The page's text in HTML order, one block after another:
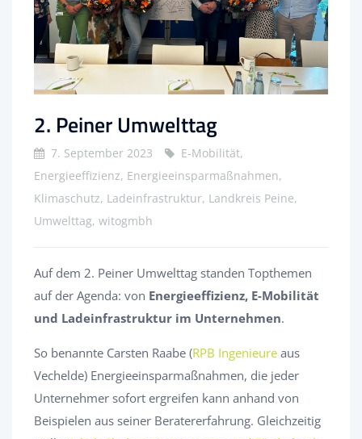
2. Peiner Umwelttag
7. September 2023
E-Mobilität,
Energieeffizienz, Energieeinsparmaßnahmen,
Klimaschutz, Ladeinfrastruktur, Landkreis Peine,
Umwelttag, witogmbh
Auf dem 2. Peiner Umwelttag standen Topthemen
auf der Agenda: von Energieeffizienz, E-Mobilität
und Ladeinfrastruktur im Unternehmen.
So benannte Carsten Raabe (RPB Ingenieure aus
Vechelde) Energieeinsparmaßnahmen, die jeder
Unternehmer sofort ergreifen kann anhand von
Beispielen aus seiner Beratererfahrung. Gleichzeitig